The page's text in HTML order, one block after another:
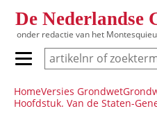
De Nederlandse
onder redactie van het
Primair menu tonen/
Hoofdnavigatie
HomeVersies Grondwet
Hoofdstuk. Van de Staten-